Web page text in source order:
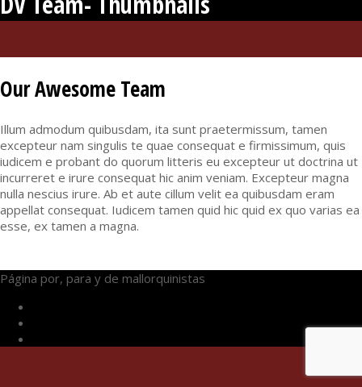
Our Awesome Team
Illum admodum quibusdam, ita sunt praetermissum, tamen
excepteur nam singulis te quae consequat e firmissimum, quis
iudicem e probant do quorum litteris eu excepteur ut doctrina ut
incurreret e irure consequat hic anim veniam. Excepteur magna
nulla nescius irure. Ab et aute cillum velit ea quibusdam eram
appellat consequat. Iudicem tamen quid hic quid ex quo varias ea
esse, ex tamen a magna.
Página por, para y de mallorquinistas